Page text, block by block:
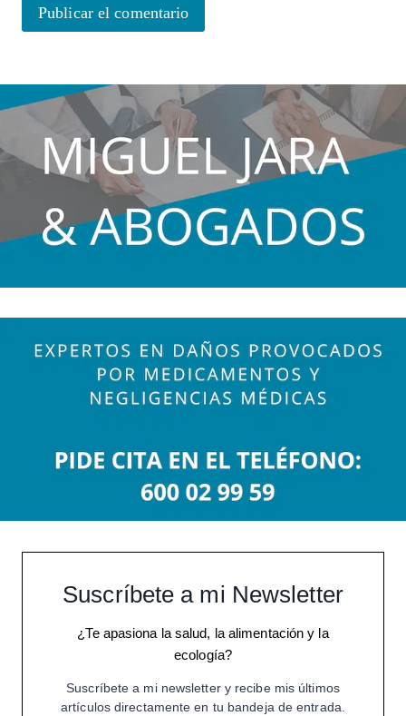
Suscríbete a mi Newsletter
¿Te apasiona la salud, la alimentación y la
ecología?
Suscríbete a mi newsletter y recibe mis últimos
artículos directamente en tu bandeja de entrada.